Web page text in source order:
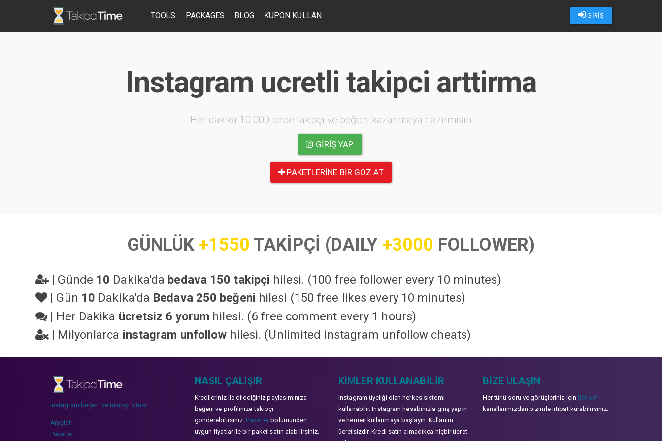
GİRİŞ
TOOLS PACKAGES BLOG KUPON KULLAN
Instagram ucretli takipci arttirma
Her dakika 10.000 lerce takipçi ve beğeni kazanmaya hazırmısın
GIRIŞ YAP
PAKETLERINE BIR GÖZ AT
GÜNLÜK +1550 TAKİPÇİ (DAILY +3000 FOLLOWER)
| Günde 10 Dakika'da bedava 150 takipçi hilesi. (100 free follower every 10 minutes)
| Gün 10 Dakika'da Bedava 250 beğeni hilesi (150 free likes every 10 minutes)
| Her Dakika ücretsiz 6 yorum hilesi. (6 free comment every 1 hours)
| Milyonlarca instagram unfollow hilesi. (Unlimited instagram unfollow cheats)
instagram beğeni ve takipçi sitesi
Araçlar
Paketler
NASIL ÇALIŞIR
Kredileriniz ile dilediğiniz paylaşımınıza
beğeni ve profilinize takipçi
gönderebilirsiniz. Paketler bölümünden
uygun fiyatlar ile bir paket satın alabilirsiniz.
KIMLER KULLANABILIR
Instagram üyeliği olan herkes sistemi
kullanabilir. Instagram hesabınızla giriş yapın
ve hemen kullanmaya başlayın. Kullanım
ücretsizdir. Kredi satın almadıkça hiçbir ücret
BIZE ULAŞIN
Her türlü soru ve görüşleriniz için İletişim
kanallarımızdan bizimle irtibat kurabilirsiniz.